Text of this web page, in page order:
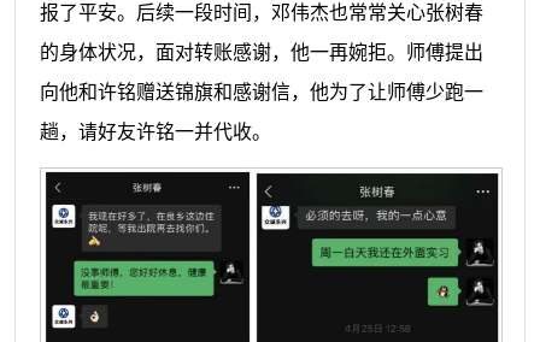
报了平安。后续一段时间，邓伟杰也常常关心张树春
的身体状况，面对转账感谢，他一再婉拒。师傅提出
向他和许铭赠送锦旗和感谢信，他为了让师傅少跑一
趟，请好友许铭一并代收。